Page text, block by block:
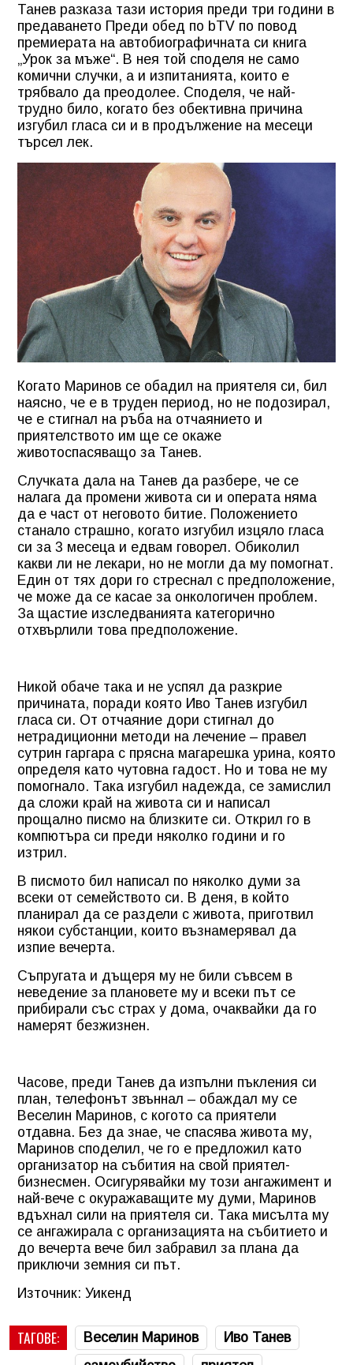
Танев разказа тази история преди три години в
предаването Преди обед по bTV по повод
премиерата на автобиографичната си книга
„Урок за мъже“. В нея той споделя не само
комични случки, а и изпитанията, които е
трябвало да преодолее. Споделя, че най-
трудно било, когато без обективна причина
изгубил гласа си и в продължение на месеци
търсел лек.
Когато Маринов се обадил на приятеля си, бил
наясно, че е в труден период, но не подозирал,
че е стигнал на ръба на отчаянието и
приятелството им ще се окаже
животоспасяващо за Танев.
Случката дала на Танев да разбере, че се
налага да промени живота си и операта няма
да е част от неговото битие. Положението
станало страшно, когато изгубил изцяло гласа
си за 3 месеца и едвам говорел. Обиколил
какви ли не лекари, но не могли да му помогнат.
Един от тях дори го стреснал с предположение,
че може да се касае за онкологичен проблем.
За щастие изследванията категорично
отхвърлили това предположение.
Никой обаче така и не успял да разкрие
причината, поради която Иво Танев изгубил
гласа си. От отчаяние дори стигнал до
нетрадиционни методи на лечение – правел
сутрин гаргара с прясна магарешка урина, която
определя като чутовна гадост. Но и това не му
помогнало. Така изгубил надежда, се замислил
да сложи край на живота си и написал
прощално писмо на близките си. Открил го в
компютъра си преди няколко години и го
изтрил.
В писмото бил написал по няколко думи за
всеки от семейството си. В деня, в който
планирал да се раздели с живота, приготвил
някои субстанции, които възнамерявал да
изпие вечерта.
Съпругата и дъщеря му не били съвсем в
неведение за плановете му и всеки път се
прибирали със страх у дома, очаквайки да го
намерят безжизнен.
Часове, преди Танев да изпълни пъкления си
план, телефонът звъннал – обаждал му се
Веселин Маринов, с когото са приятели
отдавна. Без да знае, че спасява живота му,
Маринов споделил, че го е предложил като
организатор на събития на свой приятел-
бизнесмен. Осигурявайки му този ангажимент и
най-вече с окуражаващите му думи, Маринов
вдъхнал сили на приятеля си. Така мисълта му
се ангажирала с организацията на събитието и
до вечерта вече бил забравил за плана да
приключи земния си път.
Източник: Уикенд
ТАГОВЕ: Веселин Маринов
Иво Танев